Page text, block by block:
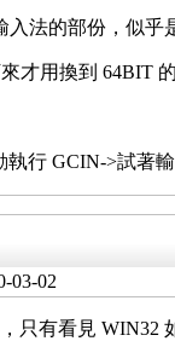
入法的部份，似乎
才用換到 64BIT
執行 GCIN->試著
03-02
只有看見 WIN32